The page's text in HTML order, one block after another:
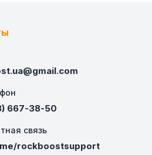
667-38-50
связь
rockboostsupport